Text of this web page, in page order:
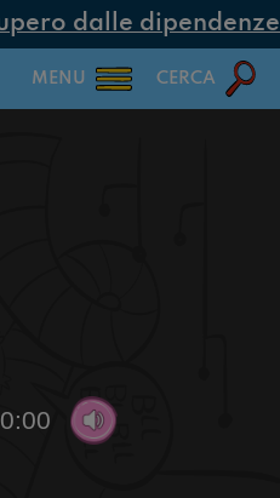
dalle dipendenze
MENU CERCA